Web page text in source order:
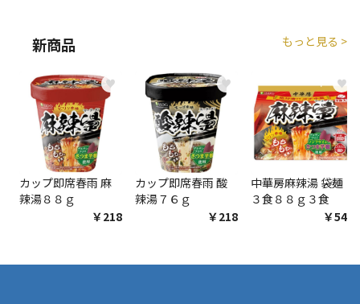
新商品 もっと見る >
♥
カップ即席春雨 麻
辣湯８８ｇ
￥218
♥
カップ即席春雨 酸
辣湯７６ｇ
￥218
♥
中華房麻辣湯 袋麺
３食８８ｇ３食
￥548